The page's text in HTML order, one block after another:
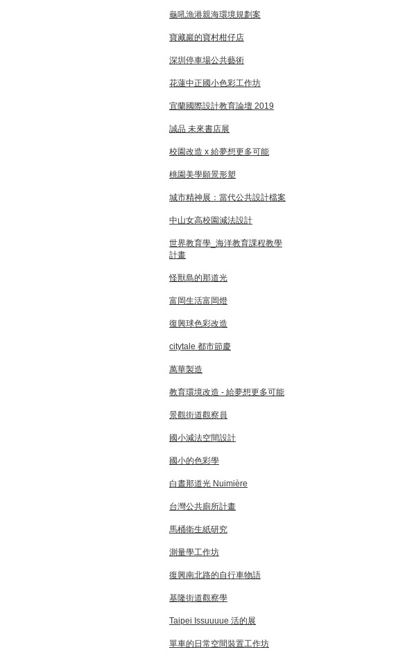
龜吼漁港親海環境規劃案
寶藏巖的寶村柑仔店
深圳停車場公共藝術
花蓮中正國小色彩工作坊
宜蘭國際設計教育論壇 2019
誠品 未來書店展
校園改造 x 給夢想更多可能
桃園美學願景形塑
城市精神展：當代公共設計檔案
中山女高校園減法設計
世界教育學_海洋教育課程教學
計畫
怪獸島的那道光
富岡生活富岡燈
復興球色彩改造
citytale 都市節慶
萬華製造
教育環境改造 - 給夢想更多可能
景觀街道觀察員
國小減法空間設計
國小的色彩學
白晝那道光 Nuimière
台灣公共廁所計畫
馬桶衛生紙研究
測量學工作坊
復興南北路的自行車物語
基隆街道觀察學
Taipei Issuuuue 活的展
單車的日常空間裝置工作坊